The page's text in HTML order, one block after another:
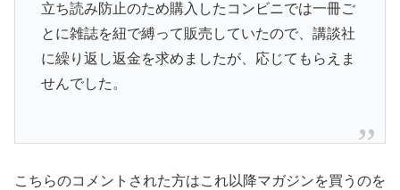
立ち読み防止のため購入したコンビニでは一冊ご
とに雑誌を紐で縛って販売していたので、講談社
に繰り返し返金を求めましたが、応じてもらえま
せんでした。
こちらのコメントされた方はこれ以降マガジンを買うのを